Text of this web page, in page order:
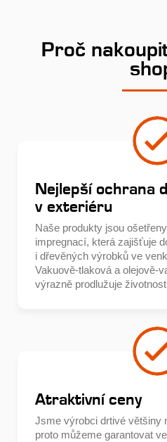
Proč
Nejlepší ochrana
v exteriéru
Naše produkty jsou
impregnací, která zajišťuje
i dřevěných výrobků ve
Vakuově-tlaková a olejově-
výrazně prodlužuje
Atraktivní ceny
Jsme výrobci drtivé většiny
proto můžeme garantovat